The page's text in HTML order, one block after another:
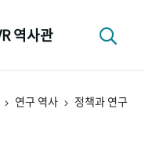
역사관
연구 역사 정책과 연구